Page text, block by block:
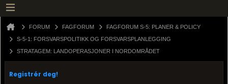
FORUM FAGFORUM
FAGFORUM S-5: PLANER & POLICY
S-5-1: FORSVARSPOLITIKK OG FORSVARSPLANLEGGING
STRATAGEM: LANDOPERASJONER I NORDOMRÅDET
Registrér deg!